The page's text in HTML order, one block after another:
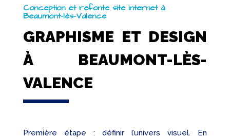
Conception et refonte site internet à
Beaumont-lès-Valence
GRAPHISME ET DESIGN
À BEAUMONT-LÈS-
VALENCE
Première étape : définir l’univers visuel. En